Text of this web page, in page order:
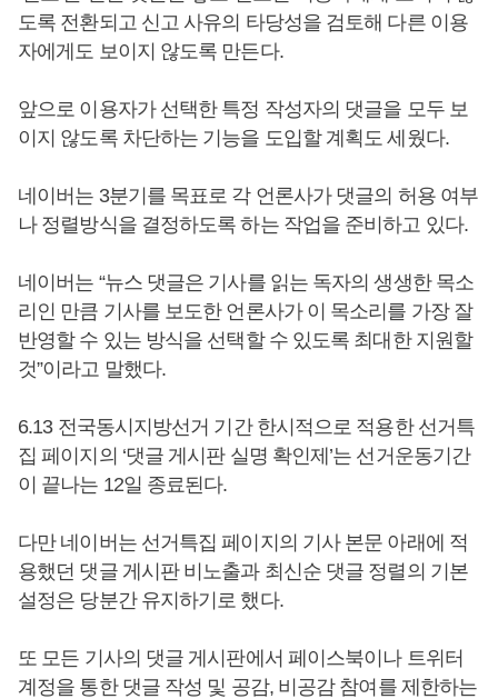
도록 전환되고 신고 사유의 타당성을 검토해 다른 이용
자에게도 보이지 않도록 만든다.
앞으로 이용자가 선택한 특정 작성자의 댓글을 모두 보
이지 않도록 차단하는 기능을 도입할 계획도 세웠다.
네이버는 3분기를 목표로 각 언론사가 댓글의 허용 여부
나 정렬방식을 결정하도록 하는 작업을 준비하고 있다.
네이버는 “뉴스 댓글은 기사를 읽는 독자의 생생한 목소
리인 만큼 기사를 보도한 언론사가 이 목소리를 가장 잘
반영할 수 있는 방식을 선택할 수 있도록 최대한 지원할
것”이라고 말했다.
6.13 전국동시지방선거 기간 한시적으로 적용한 선거특
집 페이지의 ‘댓글 게시판 실명 확인제’는 선거운동기간
이 끝나는 12일 종료된다.
다만 네이버는 선거특집 페이지의 기사 본문 아래에 적
용했던 댓글 게시판 비노출과 최신순 댓글 정렬의 기본
설정은 당분간 유지하기로 했다.
또 모든 기사의 댓글 게시판에서 페이스북이나 트위터
계정을 통한 댓글 작성 및 공감, 비공감 참여를 제한하는